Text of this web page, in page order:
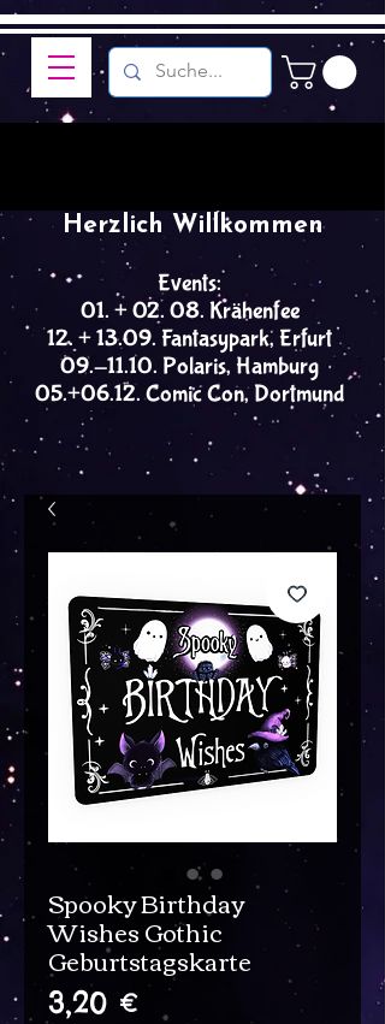
Events:
01. + 02. 08. Krähenfee
12. + 13.09. Fantasypark, Erfurt
09.-11.10. Polaris, Hamburg
05.+06.12. Comic Con, Dortmund
Herzlich Willkommen
Spooky Birthday
Wishes Gothic
Geburtstagskarte
3,20 €Preis